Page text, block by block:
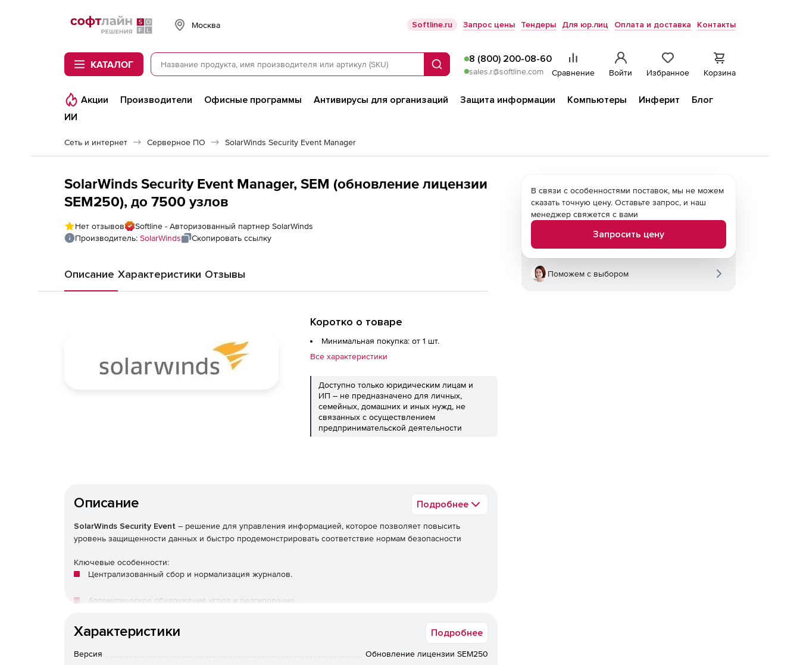
Softline
Москва Softline.ru Запрос цены Тендеры Для юр.лиц Оплата и доставка Контакты
КАТАЛОГ Поиск
8 (800) 200-08-60
sales.r@softline.com Сравнение Войти Избранное Корзина
Акции Производители Офисные программы Антивирусы для организаций Защита информации Компьютеры Инферит
Блог
ИИ
Сеть и интернет Серверное ПО SolarWinds Security Event Manager
SolarWinds Security Event Manager, SEM (обновление лицензии
SEM250), до 7500 узлов
Нет отзывов
Softline - Авторизованный партнер SolarWinds
Производитель: SolarWinds Скопировать ссылку
Описание Характеристики Отзывы
Коротко о товаре
Минимальная покупка: от 1 шт.
Все характеристики
Доступно только юридическим лицам и
ИП – не предназначено для личных,
семейных, домашних и иных нужд, не
связанных с осуществлением
предпринимательской деятельности
Описание Подробнее
SolarWinds Security Event – решение для управления информацией, которое позволяет повысить
уровень защищенности данных и быстро продемонстрировать соответствие нормам безопасности
Ключевые особенности:
Централизованный сбор и нормализация журналов.
Автоматическое обнаружение угроз и реагирование.
Интуитивно понятная панель управления и пользовательский интерфейс.
Характеристики Подробнее
Версия Обновление лицензии SEM250
В связи с особенностями поставок, мы не можем
сказать точную цену. Оставьте запрос, и наш
менеджер свяжется с вами
Запросить цену
Поможем с выбором